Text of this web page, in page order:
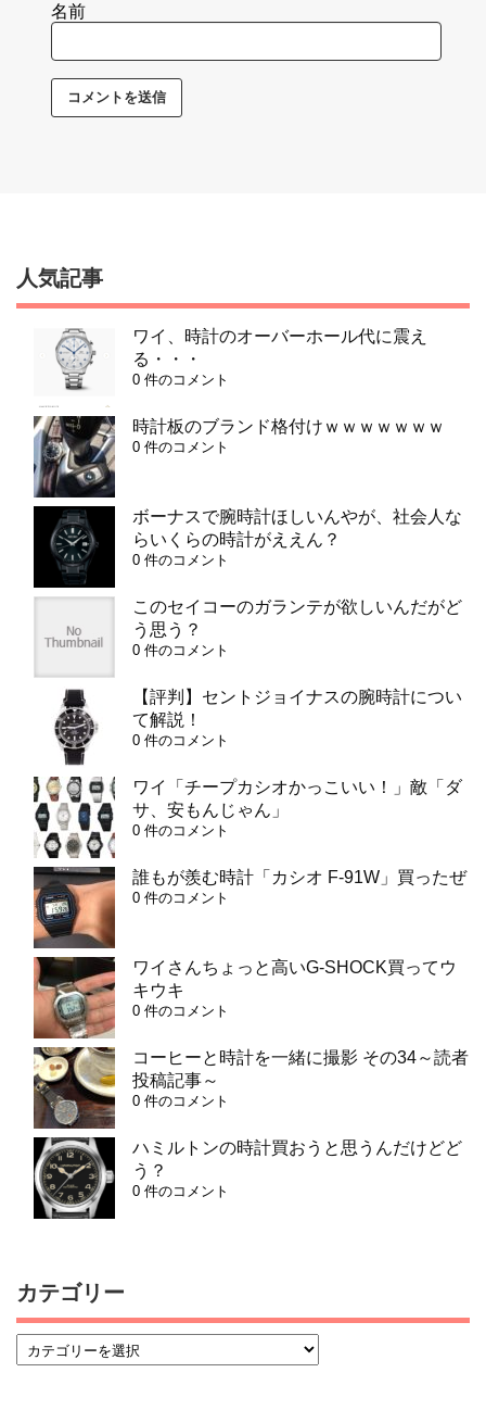
名前
人気記事
ワイ、時計のオーバーホール代に震え
る・・・
0 件のコメント
時計板のブランド格付けｗｗｗｗｗｗｗ
0 件のコメント
ボーナスで腕時計ほしいんやが、社会人な
らいくらの時計がええん？
0 件のコメント
このセイコーのガランテが欲しいんだがど
う思う？
0 件のコメント
【評判】セントジョイナスの腕時計につい
て解説！
0 件のコメント
ワイ「チープカシオかっこいい！」敵「ダ
サ、安もんじゃん」
0 件のコメント
誰もが羨む時計「カシオ F-91W」買ったぜ
0 件のコメント
ワイさんちょっと高いG-SHOCK買ってウ
キウキ
0 件のコメント
コーヒーと時計を一緒に撮影 その34～読者
投稿記事～
0 件のコメント
ハミルトンの時計買おうと思うんだけどど
う？
0 件のコメント
カテゴリー